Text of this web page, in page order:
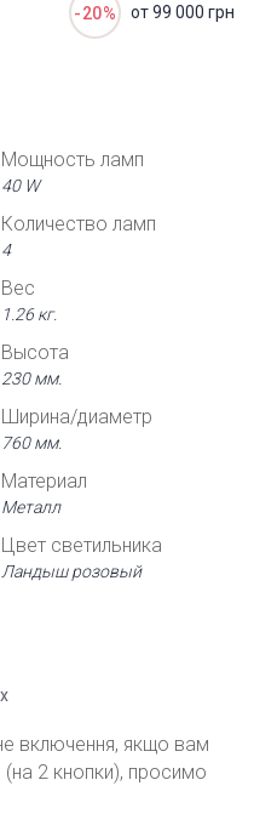
-20% от 99 000 грн
Мощность ламп
40 W
Количество ламп
4
Вес
1.26 кг.
Высота
230 мм.
Ширина/диаметр
760 мм.
Материал
Металл
Цвет светильника
Ландыш розовый
включення, якщо вам
(на 2 кнопки), просимо